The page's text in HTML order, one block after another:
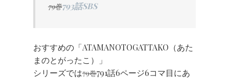
79巻793話SBS
おすすめの「ATAMANOTOGATTAKO（あた
まのとがったこ）」
シリーズでは79巻791話6ページ6コマ目にあ